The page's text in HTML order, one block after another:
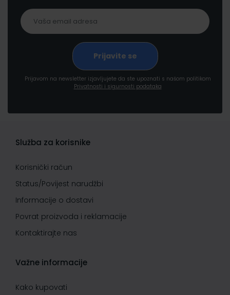
Prijavom na newsletter izjavljujete da ste upoznati s našom politikom
Privatnosti i sigurnosti podataka
Služba za korisnike
Korisnički račun
Status/Povijest narudžbi
Informacije o dostavi
Povrat proizvoda i reklamacije
Kontaktirajte nas
Važne informacije
Kako kupovati